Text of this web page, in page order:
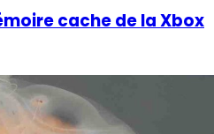
cache de la Xbox